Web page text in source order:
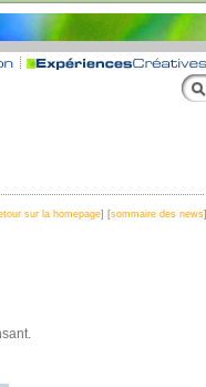
sur la homepage] [sommaire des news]